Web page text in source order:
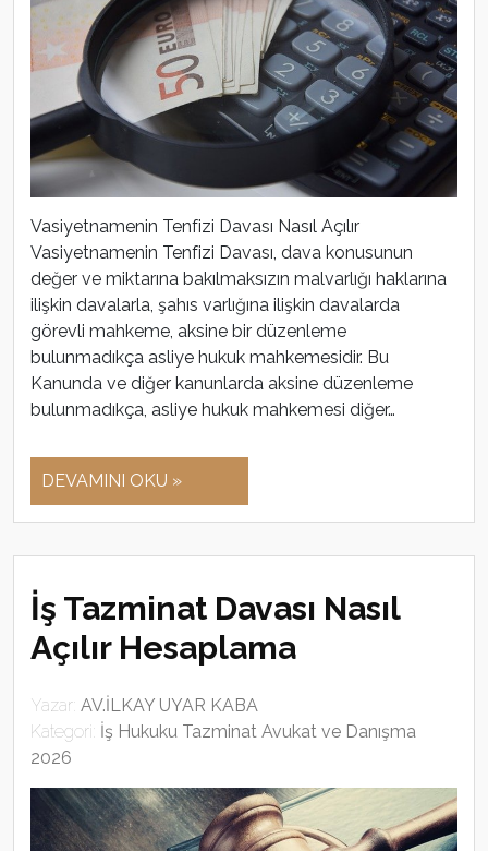
Vasiyetnamenin Tenfizi Davası Nasıl Açılır
Vasiyetnamenin Tenfizi Davası, dava konusunun
değer ve miktarına bakılmaksızın malvarlığı haklarına
ilişkin davalarla, şahıs varlığına ilişkin davalarda
görevli mahkeme, aksine bir düzenleme
bulunmadıkça asliye hukuk mahkemesidir. Bu
Kanunda ve diğer kanunlarda aksine düzenleme
bulunmadıkça, asliye hukuk mahkemesi diğer…
DEVAMINI OKU »
İş Tazminat Davası Nasıl
Açılır Hesaplama
Yazar: AV.İLKAY UYAR KABA
Kategori: İş Hukuku Tazminat Avukat ve Danışma
2026